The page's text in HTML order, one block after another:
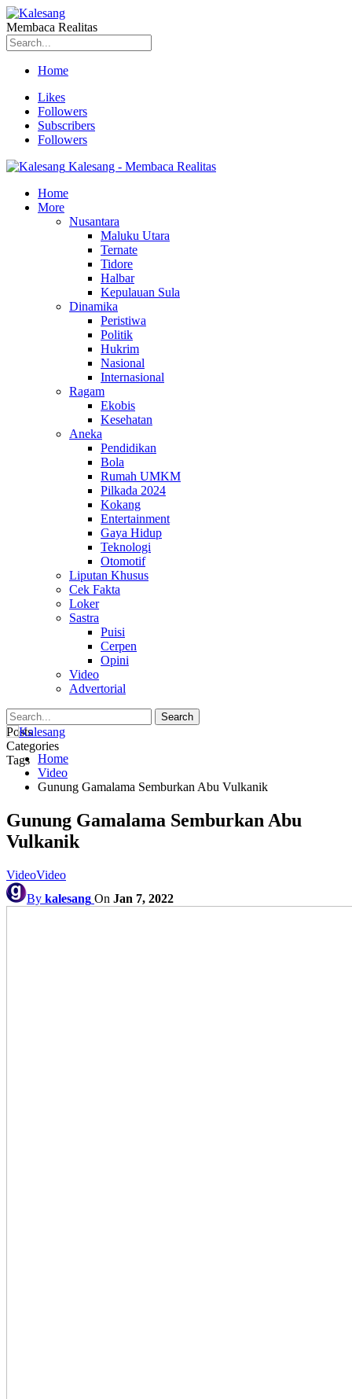
Membaca Realitas
Home
Likes
Followers
Subscribers
Followers
Kalesang - Membaca Realitas
Home
More
Nusantara
Maluku Utara
Ternate
Tidore
Halbar
Kepulauan Sula
Dinamika
Peristiwa
Politik
Hukrim
Nasional
Internasional
Ragam
Ekobis
Kesehatan
Aneka
Pendidikan
Bola
Rumah UMKM
Pilkada 2024
Kokang
Entertainment
Gaya Hidup
Teknologi
Otomotif
Liputan Khusus
Cek Fakta
Loker
Sastra
Puisi
Cerpen
Opini
Video
Advertorial
Posts
Categories
Tags Home
Video
Gunung Gamalama Semburkan Abu Vulkanik
Gunung Gamalama Semburkan Abu
Vulkanik
VideoVideo
By kalesang On Jan 7, 2022